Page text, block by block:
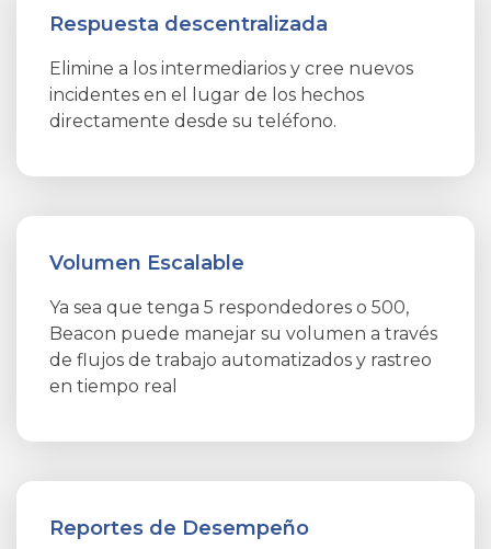
Respuesta descentralizada
Elimine a los intermediarios y cree nuevos
incidentes en el lugar de los hechos
directamente desde su teléfono.
Volumen Escalable
Ya sea que tenga 5 respondedores o 500,
Beacon puede manejar su volumen a través
de flujos de trabajo automatizados y rastreo
en tiempo real
Reportes de Desempeño